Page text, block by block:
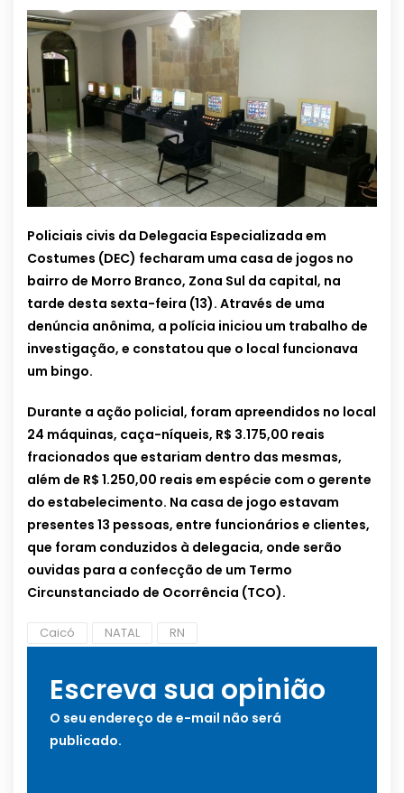
Policiais civis da Delegacia Especializada em
Costumes (DEC) fecharam uma casa de jogos no
bairro de Morro Branco, Zona Sul da capital, na
tarde desta sexta-feira (13). Através de uma
denúncia anônima, a polícia iniciou um trabalho de
investigação, e constatou que o local funcionava
um bingo.
Durante a ação policial, foram apreendidos no local
24 máquinas, caça-níqueis, R$ 3.175,00 reais
fracionados que estariam dentro das mesmas,
além de R$ 1.250,00 reais em espécie com o gerente
do estabelecimento. Na casa de jogo estavam
presentes 13 pessoas, entre funcionários e clientes,
que foram conduzidos à delegacia, onde serão
ouvidas para a confecção de um Termo
Circunstanciado de Ocorrência (TCO).
Caicó NATAL RN
Escreva sua opinião
O seu endereço de e-mail não será
publicado.